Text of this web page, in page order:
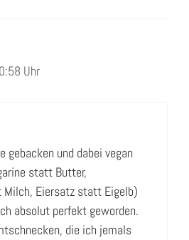
Uhr
gebacken und dabei vegan
statt Butter,
Eiersatz statt Eigelb)
absolut perfekt geworden.
die ich jemals